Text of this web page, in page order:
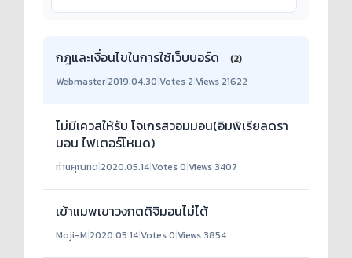
กฎและเงื่อนไขในการใช้เว็บบอร์ด
(2)
Webmaster 2019.04.30 Votes 2 Views 21622
ไม่มีเควสให้รับ โจเกรสวอมมอน(อิมพิเรียลดรา
มอน ไฟเตอร์โหมด)
ท่านคุณทด|2020.05.14|Votes 0|Views 3407
เข้าแมพเขาวงกตดิจิมอนไม่ได้
Moji-M|2020.05.14|Votes 0|Views 3854